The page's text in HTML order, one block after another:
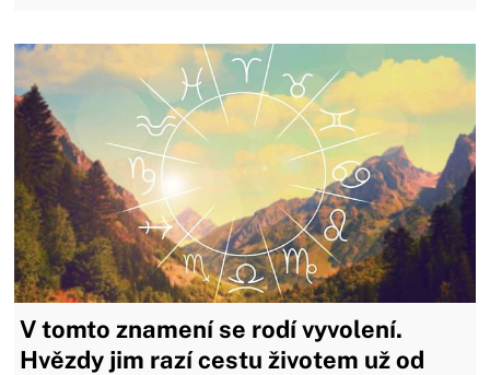
V tomto znamení se rodí vyvolení.
Hvězdy jim razí cestu životem už od